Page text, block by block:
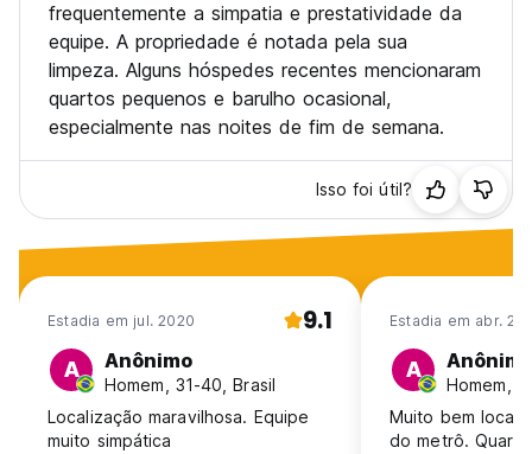
frequentemente a simpatia e prestatividade da
equipe. A propriedade é notada pela sua
limpeza. Alguns hóspedes recentes mencionaram
quartos pequenos e barulho ocasional,
especialmente nas noites de fim de semana.
Isso foi útil?
Estadia em jul. 2020 9.1
A Anônimo
Homem, 31-40, Brasil
Localização maravilhosa. Equipe
muito simpática
Estadia em abr.
A
Homem,
Muito bem
do metrô.